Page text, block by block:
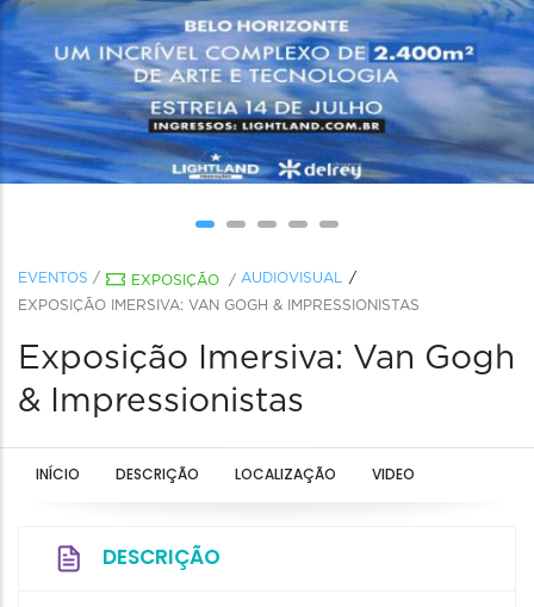
EVENTOS / EXPOSIÇÃO / AUDIOVISUAL
EXPOSIÇÃO IMERSIVA: VAN GOGH & IMPRESSIONISTAS
Exposição Imersiva: Van Gogh
& Impressionistas
INÍCIO DESCRIÇÃO LOCALIZAÇÃO VIDEO
DESCRIÇÃO